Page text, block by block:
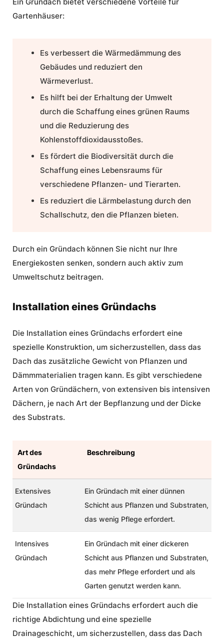
Gartenhäuser:
Es verbessert die Wärmedämmung des
Gebäudes und reduziert den
Wärmeverlust.
Es hilft bei der Erhaltung der Umwelt
durch die Schaffung eines grünen Raums
und die Reduzierung des
Kohlenstoffdioxidausstoßes.
Es fördert die Biodiversität durch die
Schaffung eines Lebensraums für
verschiedene Pflanzen- und Tierarten.
Es reduziert die Lärmbelastung durch den
Schallschutz, den die Pflanzen bieten.
Durch ein Gründach können Sie nicht nur Ihre
Energiekosten senken, sondern auch aktiv zum
Umweltschutz beitragen.
Installation eines Gründachs
Die Installation eines Gründachs erfordert eine
spezielle Konstruktion, um sicherzustellen, dass das
Dach das zusätzliche Gewicht von Pflanzen und
Dämmmaterialien tragen kann. Es gibt verschiedene
Arten von Gründächern, von extensiven bis intensiven
Dächern, je nach Art der Bepflanzung und der Dicke
des Substrats.
Art des
Gründachs
Beschreibung
Extensives
Gründach
Ein Gründach mit einer dünnen
Schicht aus Pflanzen und Substraten,
das wenig Pflege erfordert.
Intensives
Gründach
Ein Gründach mit einer dickeren
Schicht aus Pflanzen und Substraten,
das mehr Pflege erfordert und als
Garten genutzt werden kann.
Die Installation eines Gründachs erfordert auch die
richtige Abdichtung und eine spezielle
Drainageschicht, um sicherzustellen, dass das Dach